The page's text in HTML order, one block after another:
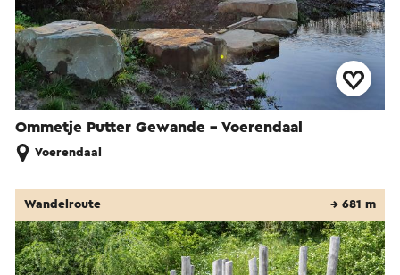
Ommetje Putter Gewande - Voerendaal
Voerendaal
Wandelroute → 681 m